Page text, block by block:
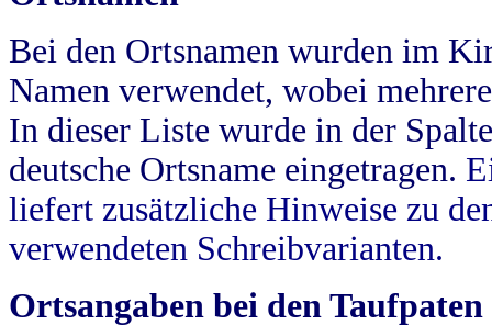
Bei den Ortsnamen wurden im
Namen verwendet, wobei
In dieser Liste wurde in der
deutsche Ortsname eingetragen.
liefert zusätzliche Hinweise zu
verwendeten Schreibvarianten.
Ortsangaben bei den Taufpaten